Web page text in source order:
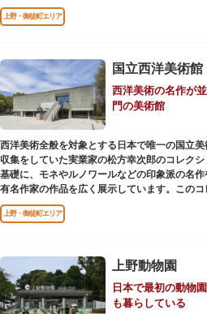
からなり、89件の国宝を所蔵。常に貴重な文
ワークショップなどを実施しています。国宝や
りながら、真の美術史を堪能し価値あるひと
吹き抜けのエントランスに大理石の大階段が
ドグラスなど格調高い内部装飾にも注目して
方や時間が限られている方などに向け提案され
てものめぐり／仏像大好き）を参考にめぐるの
敷地内にはレストランやミュージアムショッ
ごとの彩りを感じながらゆったりと散策するの
上野・御徒町エリア
国立西洋美術館
西洋美術の名作が
門の美術館
西洋美術全般を対象とする日本で唯一の国立
収集をしていた実業家の松方幸次郎のコレク
基礎に、モネやルノワールなどの印象派の名
有名作家の作品を広く展示しています。この
中にフランス政府に接収され、戦後に専用の美
日本へ寄贈返還されました。
もの。「ル・コルビュジエの建築作品－近代
構成資産の一つとして東京初の世界文化遺産
ロダンの彫刻が展示されており、散策しなが
のひとつ。 ボランティア・スタッフと一緒に
上野・御徒町エリア
上野動物園
日本で最初の動物
も暮らしている